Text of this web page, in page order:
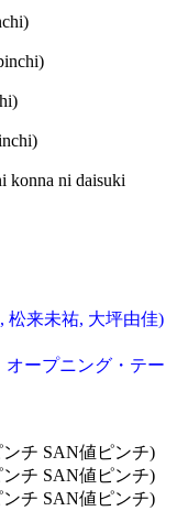
konna ni daisuki
松来未祐, 大坪由佳)
ープニング・テー
チ SAN値ピンチ)
チ SAN値ピンチ)
チ SAN値ピンチ)